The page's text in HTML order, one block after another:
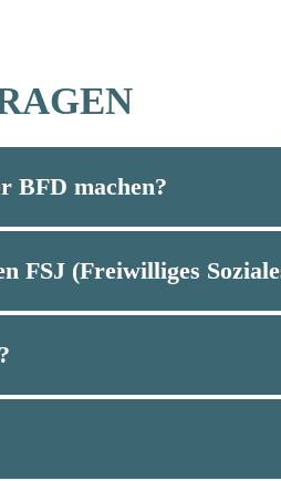
BFD machen?
FSJ (Freiwilliges